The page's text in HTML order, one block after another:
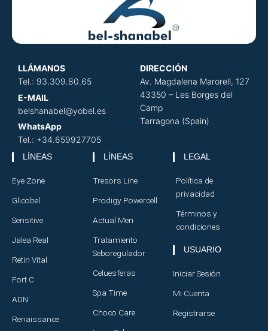
LLÁMANOS
Tel.: 93.309.80.65
E-MAIL
belshanabel@yobel.es
WhatsApp
Tel.: +34.659927705
DIRECCIÓN
Av. Magdalena Marorell, 127
43350 – Les Borges del
Camp
Tarragona (Spain)
LÍNEAS
Eye Zone
Glicobel
Sensitive
Jalea Real
Retin Vital
Fort C
ADN
Renaissance
LÍNEAS
Tresors Line
Prodigy Powercell
Actual Men
Tratamiento
Seboregulador
Celuesferas
Spa Time
Choco Care
LEGAL
Política de
privacidad
Términos y
condiciones
USUARIO
Iniciar Sesión
Mi Cuenta
Registrarse